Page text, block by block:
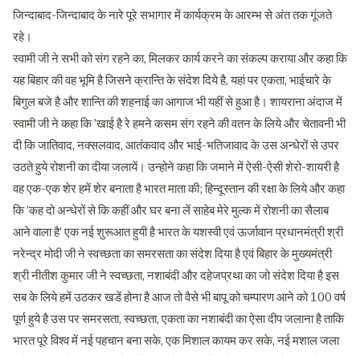
जिन्दाबाद-जिन्दाबाद के नारे पूरे सभागार में कार्यक्रम के आरम्भ से अंत तक गूंजते
रहे।
स्वामी जी ने सभी को संग रहने का, मिलकर कार्य करने का संकल्प कराया और कहा कि
यह बिहार की वह भूमि है जिसने क्रान्ति के संदेश दिये है, यहां पर एकता, भाईचारे के
बिगुल बजे है और शान्ति की शहनाई का आगाज भी यहीं से हुआ है। शायराना अंदाज में
स्वामी जी ने कहा कि ’खाई है रे हमने कसम संग रहने की वतन के लिये और चेतावनी भी
दी कि जातिवाद, नक्सलवाद, आतंकवाद और भाई-भतिजावाद के उस अन्धेरों से उपर
उठते हुये रोशनी का दीया जलायें। उन्होने कहा कि जमाने में ऐसी-ऐसी शेरो-शायरी है
वह एक-एक शेर हमें शेर बनाता है भारत माता की; हिन्दूस्तान की रक्षा के लिये और कहा
कि ’कह दो अन्धेरों से कि कहीं और घर बना लें साहेब मेरे मुल्क में रोशनी का सैलाब
आने वाला है’ एक नई शुरूआत हुयी है भारत के यशस्वी एवं ऊर्जावान प्रधानमंत्री श्री
नरेन्द्र मोदी जी ने स्वच्छता का समरसता का संदेश दिया है एवं बिहार के मुख्यमंत्री
श्री नीतीश कुमार जी ने स्वच्छता, नशाबंदी और दहेजप्रथा का जो संदेश दिया है इस
सब के लिये हमें उठकर खडें होना है आज तो वैसे भी बापू को चम्पारण आने को 100 वर्ष
पूर्ण हुये है उस पर समरसता, स्वच्छता, एकता का नशाबंदी का ऐसा दीप जलाना है ताकि
भारत पूरे विश्व में नई पहचान बना सके, एक मिशाल कायम कर सके, नई मशाल जला